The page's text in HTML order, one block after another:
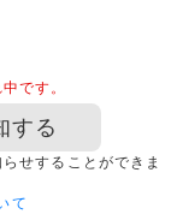
です。
する
せすることができま
て